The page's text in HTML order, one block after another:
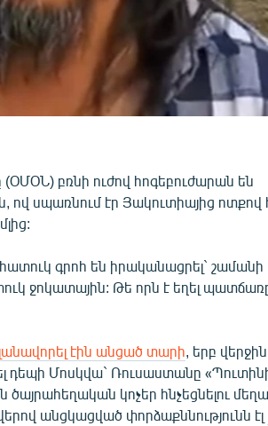
բռնի ուժով հոգեբուժարան են
սպառնում էր Յակուտիայից ոտքով
գրոհ են իրականացրել` շամանի
ջոկատային: Թե որն է եղել
էին անցած տարի, երբ
դեպի Մոսկվա` Ռուսաստանը
կոչեր հնչեցնելու
անցկացված փորձաքննությունն էլ